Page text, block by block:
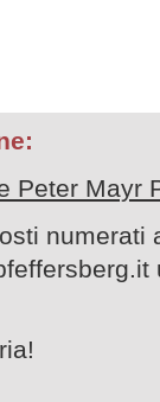
Peter Mayr
numerati